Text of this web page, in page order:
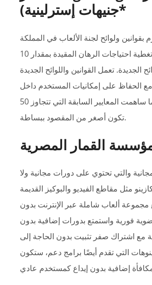
جنيهات إسترلينية)*
المتحدة اعتبارًا من يناير 2026، مثل تغطية احتياجات الرهان المقيدة بمقدار 10x، ويجوز لك استبعاد مشروع المعدات
تعمل القوانين واللوائح الجديدة
مع الحفاظ على إمكانيات المستخدم داخل
الإعلانات التي تقدمها الآن. عادةً ما ساهمت المعايير السابقة التي تتجاوز 50x في توسيع نطاق المحترفين في المقامرة وقد
تكون أصغر من المقصود ببساطة.
القمار المصرية
والتي تحتوي على دورات مجانية ولا
مثل مقاطع الفيديو والبوكيز القديمة
مجموعة ألعاب شاملة عبر الإنترنت بدون
فورية واستمتع بدورات إضافية بدون
هناك أيضًا أكثر من 7000 لعبة سلوت مجانية بنسبة 100 بالمائة مع اشتراك صفر تثبيت بدون الحاجة إلى
التي تقدم أيضًا برامج دعم، ستكون